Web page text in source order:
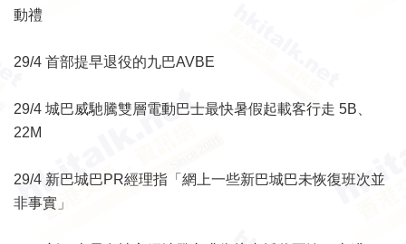
動禮
29/4 首部提早退役的九巴AVBE
29/4 城巴威馳騰雙層電動巴士最快暑假起載客行走 5B、
22M
29/4 新巴城巴PR經理指「網上一些新巴城巴未恢復班次並
非事實」